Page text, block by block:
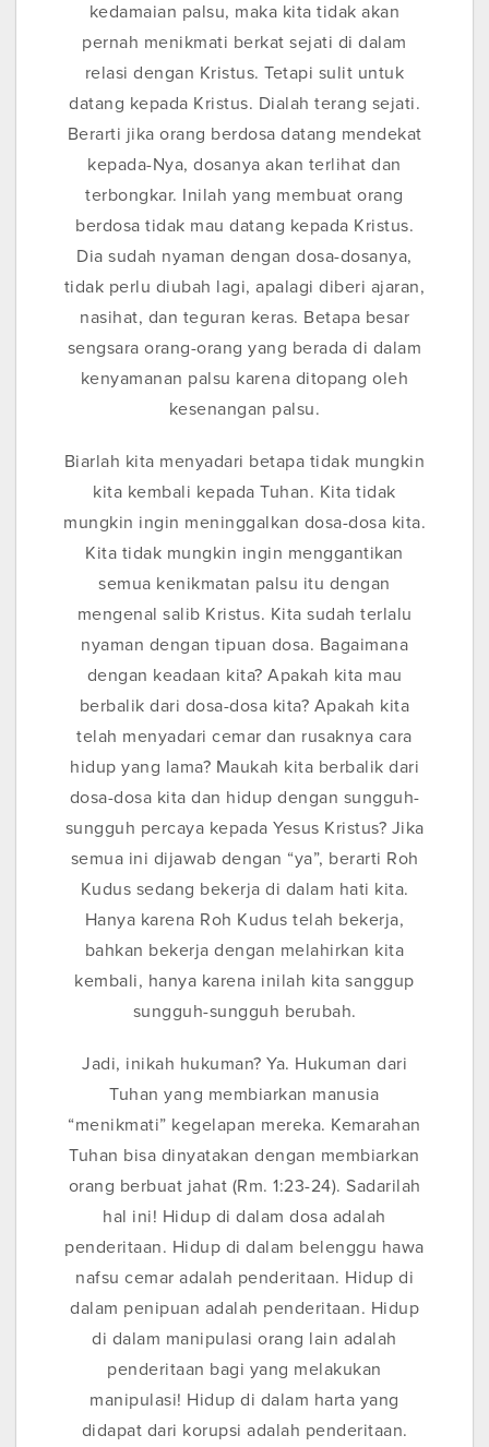
kedamaian palsu, maka kita tidak akan
pernah menikmati berkat sejati di dalam
relasi dengan Kristus. Tetapi sulit untuk
datang kepada Kristus. Dialah terang sejati.
Berarti jika orang berdosa datang mendekat
kepada-Nya, dosanya akan terlihat dan
terbongkar. Inilah yang membuat orang
berdosa tidak mau datang kepada Kristus.
Dia sudah nyaman dengan dosa-dosanya,
tidak perlu diubah lagi, apalagi diberi ajaran,
nasihat, dan teguran keras. Betapa besar
sengsara orang-orang yang berada di dalam
kenyamanan palsu karena ditopang oleh
kesenangan palsu.
Biarlah kita menyadari betapa tidak mungkin
kita kembali kepada Tuhan. Kita tidak
mungkin ingin meninggalkan dosa-dosa kita.
Kita tidak mungkin ingin menggantikan
semua kenikmatan palsu itu dengan
mengenal salib Kristus. Kita sudah terlalu
nyaman dengan tipuan dosa. Bagaimana
dengan keadaan kita? Apakah kita mau
berbalik dari dosa-dosa kita? Apakah kita
telah menyadari cemar dan rusaknya cara
hidup yang lama? Maukah kita berbalik dari
dosa-dosa kita dan hidup dengan sungguh-
sungguh percaya kepada Yesus Kristus? Jika
semua ini dijawab dengan “ya”, berarti Roh
Kudus sedang bekerja di dalam hati kita.
Hanya karena Roh Kudus telah bekerja,
bahkan bekerja dengan melahirkan kita
kembali, hanya karena inilah kita sanggup
sungguh-sungguh berubah.
Jadi, inikah hukuman? Ya. Hukuman dari
Tuhan yang membiarkan manusia
“menikmati” kegelapan mereka. Kemarahan
Tuhan bisa dinyatakan dengan membiarkan
orang berbuat jahat (Rm. 1:23-24). Sadarilah
hal ini! Hidup di dalam dosa adalah
penderitaan. Hidup di dalam belenggu hawa
nafsu cemar adalah penderitaan. Hidup di
dalam penipuan adalah penderitaan. Hidup
di dalam manipulasi orang lain adalah
penderitaan bagi yang melakukan
manipulasi! Hidup di dalam harta yang
didapat dari korupsi adalah penderitaan.